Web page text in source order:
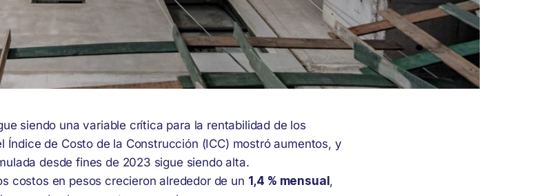
siendo una variable crítica para la rentabilidad de los
Índice de Costo de la Construcción (ICC) mostró aumentos, y
desde fines de 2023 sigue siendo alta.
costos en pesos crecieron alrededor de un 1,4 % mensual,